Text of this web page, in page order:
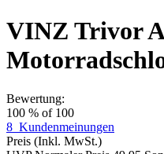
VINZ Trivor
Bewertung:
100 % of 100
8 Kundenmeinungen
Preis (Inkl. MwSt.)